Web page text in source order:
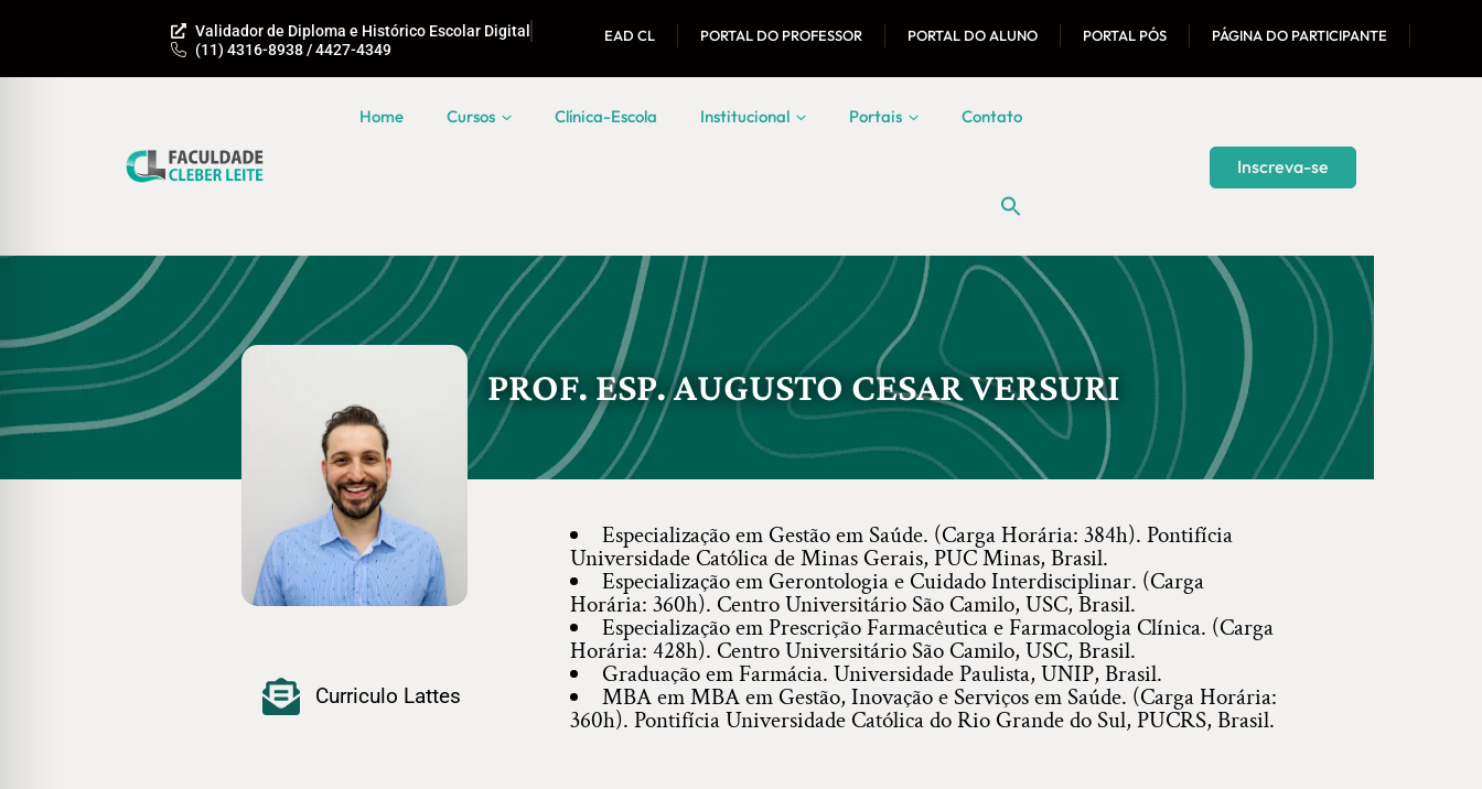
Validador de Diploma e Histórico Escolar Digital
(11) 4316-8938 / 4427-4349
EAD CL PORTAL DO PROFESSOR PORTAL DO ALUNO PORTAL PÓS PÁGINA DO PARTICIPANTE
Home Cursos Clínica-Escola Institucional Portais Contato
Inscreva-se
PROF. ESP. AUGUSTO CESAR VERSURI
Curriculo Lattes
Especialização em Gestão em Saúde. (Carga Horária: 384h). Pontifícia
Universidade Católica de Minas Gerais, PUC Minas, Brasil.
Especialização em Gerontologia e Cuidado Interdisciplinar. (Carga
Horária: 360h). Centro Universitário São Camilo, USC, Brasil.
Especialização em Prescrição Farmacêutica e Farmacologia Clínica. (Carga
Horária: 428h). Centro Universitário São Camilo, USC, Brasil.
Graduação em Farmácia. Universidade Paulista, UNIP, Brasil.
MBA em MBA em Gestão, Inovação e Serviços em Saúde. (Carga Horária:
360h). Pontifícia Universidade Católica do Rio Grande do Sul, PUCRS, Brasil.